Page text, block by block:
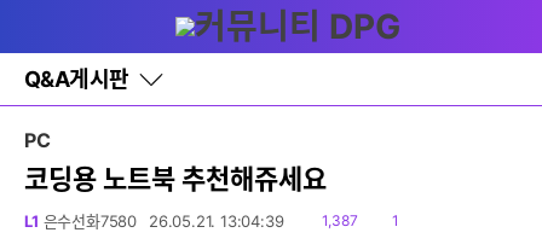
와
홈
Q&A게시판
바
로
레
이
어
창
PC
코딩용 노트북 추천해쥬세요
L1 은수선화7580 26.05.21. 13:04:39
읽
1,387
댓1